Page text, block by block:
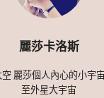
麗莎卡洛斯
麗莎個人內心的小宇
至外星大宇宙